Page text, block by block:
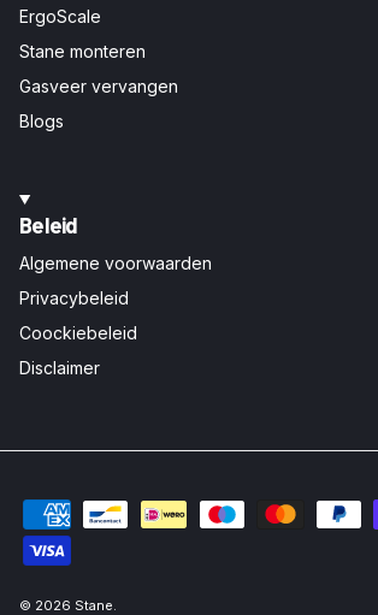
ErgoScale
Stane monteren
Gasveer vervangen
Blogs
Beleid
Algemene voorwaarden
Privacybeleid
Coockiebeleid
Disclaimer
© 2026 Stane